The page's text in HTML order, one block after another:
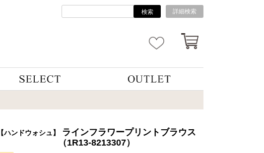
検索 詳細検索
【ハンドウォシュ】
ラインフラワープリントブラウス
（1R13-8213307）